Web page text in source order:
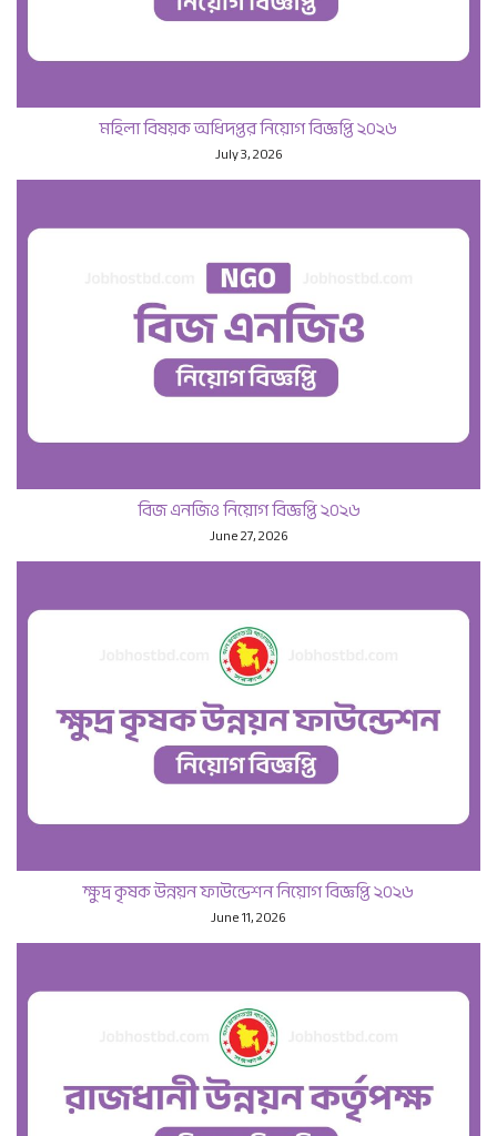
মহিলা বিষয়ক অধিদপ্তর নিয়োগ বিজ্ঞপ্তি ২০২৬
July 3, 2026
বিজ এনজিও নিয়োগ বিজ্ঞপ্তি ২০২৬
June 27, 2026
ক্ষুদ্র কৃষক উন্নয়ন ফাউন্ডেশন নিয়োগ বিজ্ঞপ্তি ২০২৬
June 11, 2026